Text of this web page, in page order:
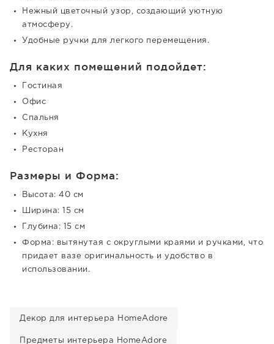
Нежный цветочный узор, создающий уютную
атмосферу.
Удобные ручки для легкого перемещения.
Для каких помещений подойдет:
Гостиная
Офис
Спальня
Кухня
Ресторан
Размеры и Форма:
Высота: 40 см
Ширина: 15 см
Глубина: 15 см
Форма: вытянутая с округлыми краями и ручками, что
придает вазе оригинальность и удобство в
использовании.
Декор для интерьера HomeAdore
Предметы интерьера HomeAdore